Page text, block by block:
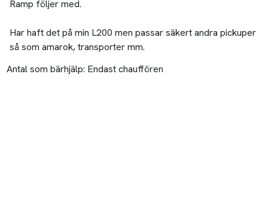
Ramp följer med.
Har haft det på min L200 men passar säkert andra pickuper
så som amarok, transporter mm.
Antal som bärhjälp: Endast chauffören